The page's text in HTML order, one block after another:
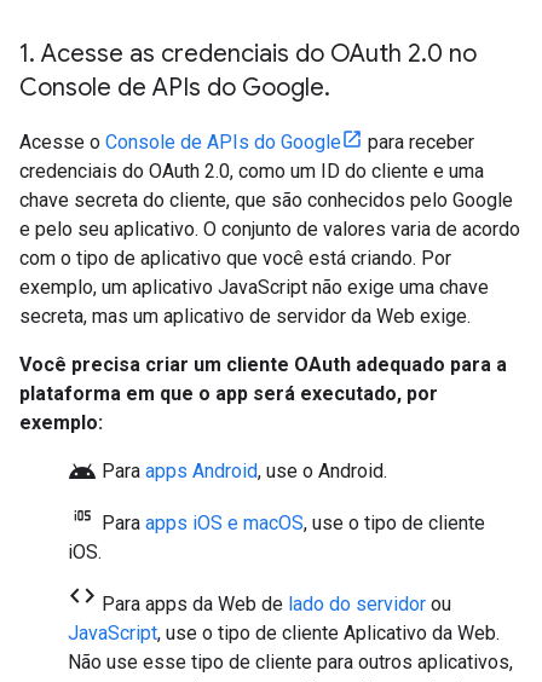
1. Acesse as credenciais do OAuth 2.0 no
Console de APIs do Google.
Acesse o Console de APIs do Google
para receber
credenciais do OAuth 2.0, como um ID do cliente e uma
chave secreta do cliente, que são conhecidos pelo Google
e pelo seu aplicativo. O conjunto de valores varia de acordo
com o tipo de aplicativo que você está criando. Por
exemplo, um aplicativo JavaScript não exige uma chave
secreta, mas um aplicativo de servidor da Web exige.
Você precisa criar um cliente OAuth adequado para a
plataforma em que o app será executado, por
exemplo:
android Para apps Android, use o Android.
Para apps iOS e macOS, use o tipo de cliente
iOS.
code Para apps da Web de lado do servidor ou
JavaScript, use o tipo de cliente Aplicativo da Web.
Não use esse tipo de cliente para outros aplicativos,